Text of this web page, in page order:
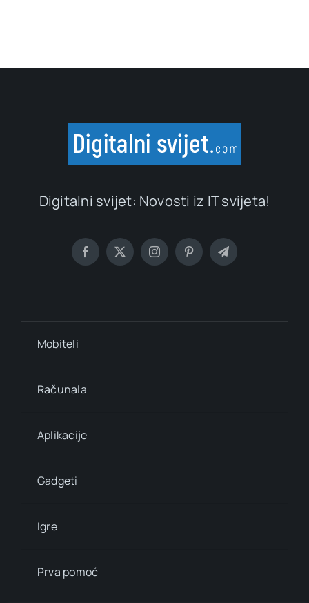
Digitalni svijet: Novosti iz IT svijeta!
Mobiteli
Računala
Aplikacije
Gadgeti
Igre
Prva pomoć